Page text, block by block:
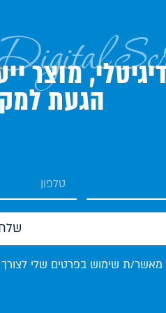
מוצר
הגעת
מאשר/ת שימוש בפרטים שלי לצורך